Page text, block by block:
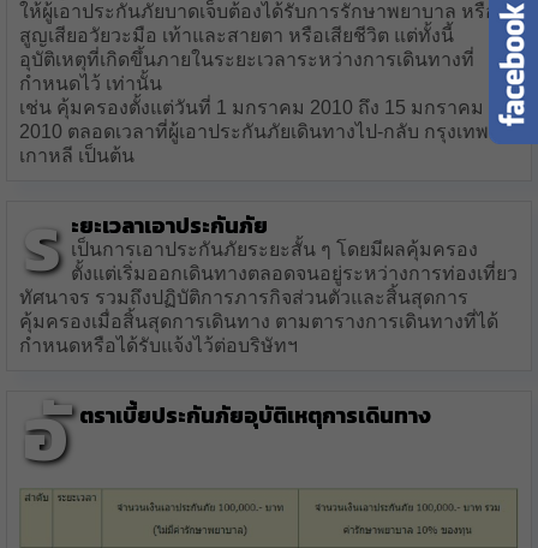
ให้ผู้เอาประกันภัยบาดเจ็บต้องได้รับการรักษาพยาบาล หรือ
สูญเสียอวัยวะมือ เท้าและสายตา หรือเสียชีวิต แต่ทั้งนี้
อุบัติเหตุที่เกิดขึ้นภายในระยะเวลาระหว่างการเดินทางที่
กำหนดไว้ เท่านั้น
เช่น คุ้มครองตั้งแต่วันที่ 1 มกราคม 2010 ถึง 15 มกราคม
2010 ตลอดเวลาที่ผู้เอาประกันภัยเดินทางไป-กลับ กรุงเทพ-
เกาหลี เป็นต้น
ร ะยะเวลาเอาประกันภัย
เป็นการเอาประกันภัยระยะสั้น ๆ โดยมีผลคุ้มครอง
ตั้งแต่เริ่มออกเดินทางตลอดจนอยู่ระหว่างการท่องเที่ยว
ทัศนาจร รวมถึงปฏิบัติการภารกิจส่วนตัวและสิ้นสุดการ
คุ้มครองเมื่อสิ้นสุดการเดินทาง ตามตารางการเดินทางที่ได้
กำหนดหรือได้รับแจ้งไว้ต่อบริษัทฯ
อั ตราเบี้ยประกันภัยอุบัติเหตุการเดินทาง